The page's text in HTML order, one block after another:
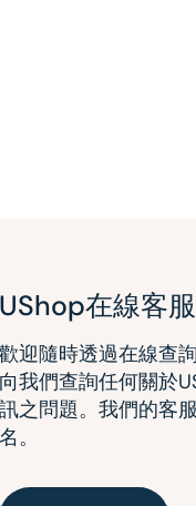
UShop在線客服
歡迎隨時透過在線查
向我們查詢任何關於
訊之問題。我們的客
名。